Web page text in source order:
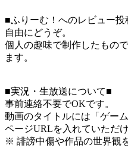
■ふりーむ！へのレビュー投
自由にどうぞ。
個人の趣味で制作したもの
ます。
■実況・生放送について■
事前連絡不要でOKです。
動画のタイトルには「ゲー
ページURLを入れていただ
※ 誹謗中傷や作品の世界観